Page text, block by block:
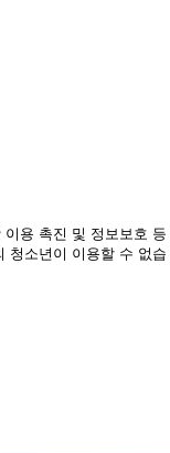
용 촉진 및 정보보호 등
청소년이 이용할 수 없습